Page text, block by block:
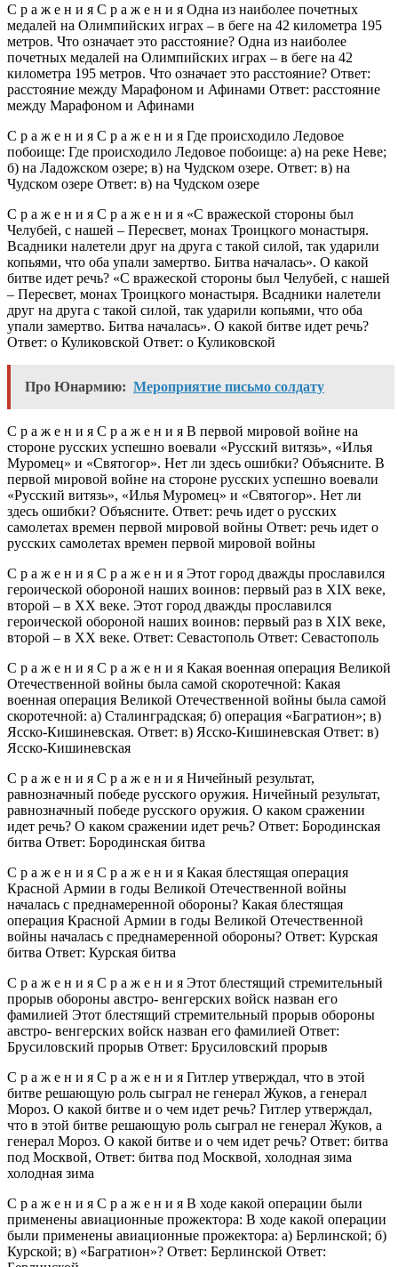
С р а ж е н и я С р а ж е н и я Одна из наиболее почетных
медалей на Олимпийских играх – в беге на 42 километра 195
метров. Что означает это расстояние? Одна из наиболее
почетных медалей на Олимпийских играх – в беге на 42
километра 195 метров. Что означает это расстояние? Ответ:
расстояние между Марафоном и Афинами Ответ: расстояние
между Марафоном и Афинами
С р а ж е н и я С р а ж е н и я Где происходило Ледовое
побоище: Где происходило Ледовое побоище: а) на реке Неве;
б) на Ладожском озере; в) на Чудском озере. Ответ: в) на
Чудском озере Ответ: в) на Чудском озере
С р а ж е н и я С р а ж е н и я «С вражеской стороны был
Челубей, с нашей – Пересвет, монах Троицкого монастыря.
Всадники налетели друг на друга с такой силой, так ударили
копьями, что оба упали замертво. Битва началась». О какой
битве идет речь? «С вражеской стороны был Челубей, с нашей
– Пересвет, монах Троицкого монастыря. Всадники налетели
друг на друга с такой силой, так ударили копьями, что оба
упали замертво. Битва началась». О какой битве идет речь?
Ответ: о Куликовской Ответ: о Куликовской
Про Юнармию: Мероприятие письмо солдату
С р а ж е н и я С р а ж е н и я В первой мировой войне на
стороне русских успешно воевали «Русский витязь», «Илья
Муромец» и «Святогор». Нет ли здесь ошибки? Объясните. В
первой мировой войне на стороне русских успешно воевали
«Русский витязь», «Илья Муромец» и «Святогор». Нет ли
здесь ошибки? Объясните. Ответ: речь идет о русских
самолетах времен первой мировой войны Ответ: речь идет о
русских самолетах времен первой мировой войны
С р а ж е н и я С р а ж е н и я Этот город дважды прославился
героической обороной наших воинов: первый раз в XIX веке,
второй – в XX веке. Этот город дважды прославился
героической обороной наших воинов: первый раз в XIX веке,
второй – в XX веке. Ответ: Севастополь Ответ: Севастополь
С р а ж е н и я С р а ж е н и я Какая военная операция Великой
Отечественной войны была самой скоротечной: Какая
военная операция Великой Отечественной войны была самой
скоротечной: а) Сталинградская; б) операция «Багратион»; в)
Ясско-Кишиневская. Ответ: в) Ясско-Кишиневская Ответ: в)
Ясско-Кишиневская
С р а ж е н и я С р а ж е н и я Ничейный результат,
равнозначный победе русского оружия. Ничейный результат,
равнозначный победе русского оружия. О каком сражении
идет речь? О каком сражении идет речь? Ответ: Бородинская
битва Ответ: Бородинская битва
С р а ж е н и я С р а ж е н и я Какая блестящая операция
Красной Армии в годы Великой Отечественной войны
началась с преднамеренной обороны? Какая блестящая
операция Красной Армии в годы Великой Отечественной
войны началась с преднамеренной обороны? Ответ: Курская
битва Ответ: Курская битва
С р а ж е н и я С р а ж е н и я Этот блестящий стремительный
прорыв обороны австро- венгерских войск назван его
фамилией Этот блестящий стремительный прорыв обороны
австро- венгерских войск назван его фамилией Ответ:
Брусиловский прорыв Ответ: Брусиловский прорыв
С р а ж е н и я С р а ж е н и я Гитлер утверждал, что в этой
битве решающую роль сыграл не генерал Жуков, а генерал
Мороз. О какой битве и о чем идет речь? Гитлер утверждал,
что в этой битве решающую роль сыграл не генерал Жуков, а
генерал Мороз. О какой битве и о чем идет речь? Ответ: битва
под Москвой, Ответ: битва под Москвой, холодная зима
холодная зима
С р а ж е н и я С р а ж е н и я В ходе какой операции были
применены авиационные прожектора: В ходе какой операции
были применены авиационные прожектора: а) Берлинской; б)
Курской; в) «Багратион»? Ответ: Берлинской Ответ: